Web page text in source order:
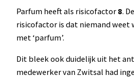
Parfum heeft als risicofactor 8.
risicofactor is dat niemand weet
met ‘parfum’.
Dit bleek ook duidelijk uit het
medewerker van Zwitsal had